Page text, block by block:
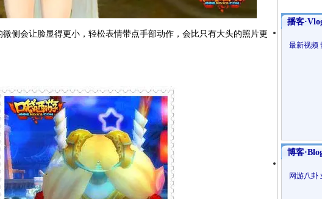
侧会让脸显得更小，轻松表情带点手部动作，会比只有大头的照片更
播客
最新视频
博客
网游八卦